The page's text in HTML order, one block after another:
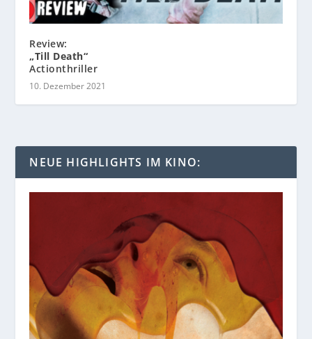
Review:
„Till Death“
Actionthriller
10. Dezember 2021
NEUE HIGHLIGHTS IM KINO: